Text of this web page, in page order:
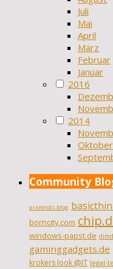
Juli
Mai
April
März
Februar
Januar
2016
2014
Oktober
Community
ai-trends.blog
borncity.com
windows-papst.de
gaminggadgets.de
krokers look @IT legal-